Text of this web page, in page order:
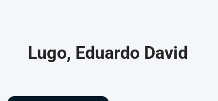
Lugo, Eduardo David